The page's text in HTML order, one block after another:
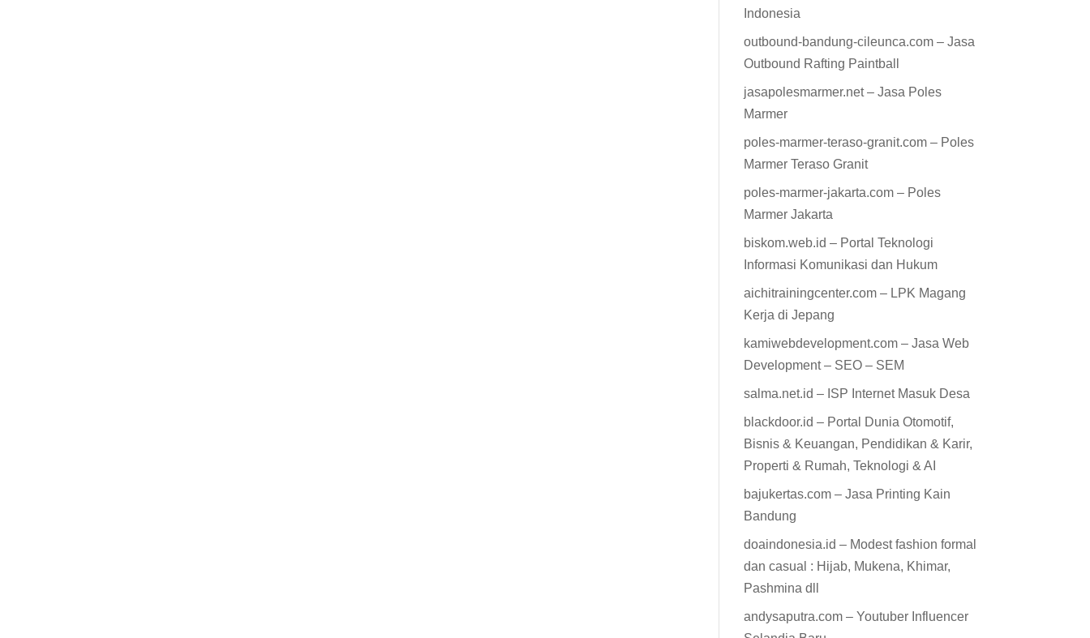
Indonesia
outbound-bandung-cileunca.com – Jasa
Outbound Rafting Paintball
jasapolesmarmer.net – Jasa Poles
Marmer
poles-marmer-teraso-granit.com – Poles
Marmer Teraso Granit
poles-marmer-jakarta.com – Poles
Marmer Jakarta
biskom.web.id – Portal Teknologi
Informasi Komunikasi dan Hukum
aichitrainingcenter.com – LPK Magang
Kerja di Jepang
kamiwebdevelopment.com – Jasa Web
Development – SEO – SEM
salma.net.id – ISP Internet Masuk Desa
blackdoor.id – Portal Dunia Otomotif,
Bisnis & Keuangan, Pendidikan & Karir,
Properti & Rumah, Teknologi & AI
bajukertas.com – Jasa Printing Kain
Bandung
doaindonesia.id – Modest fashion formal
dan casual : Hijab, Mukena, Khimar,
Pashmina dll
andysaputra.com – Youtuber Influencer